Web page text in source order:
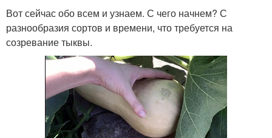
Вот сейчас обо всем и узнаем. С чего начнем? С
разнообразия сортов и времени, что требуется на
созревание тыквы.